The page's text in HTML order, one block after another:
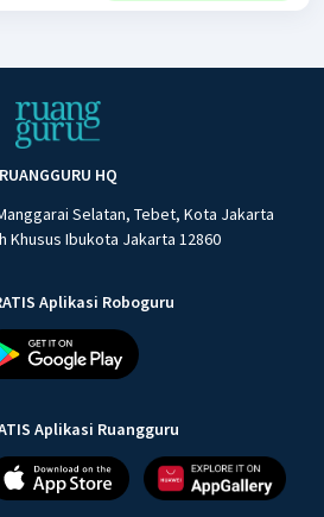
RUANGGURU HQ
Selatan, Tebet, Kota Jakarta
Khusus Ibukota Jakarta 12860
Aplikasi Roboguru
Aplikasi Ruangguru